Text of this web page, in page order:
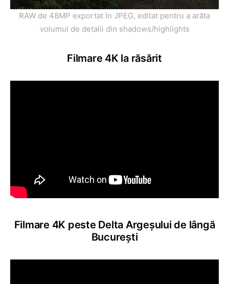
RAW de 48MP exportat în JPEG, editat pentru a arăta
volumul de detalii din shadows/highlights
Filmare 4K la răsărit
Filmare 4K peste Delta Argeșului de lângă
București